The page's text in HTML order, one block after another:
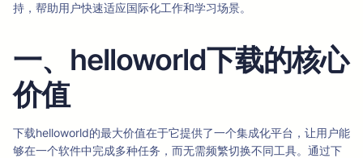
持，帮助用户快速适应国际化工作和学习场景。
一、helloworld下载的核心
价值
下载helloworld的最大价值在于它提供了一个集成化平台，让用户能
够在一个软件中完成多种任务，而无需频繁切换不同工具。通过下